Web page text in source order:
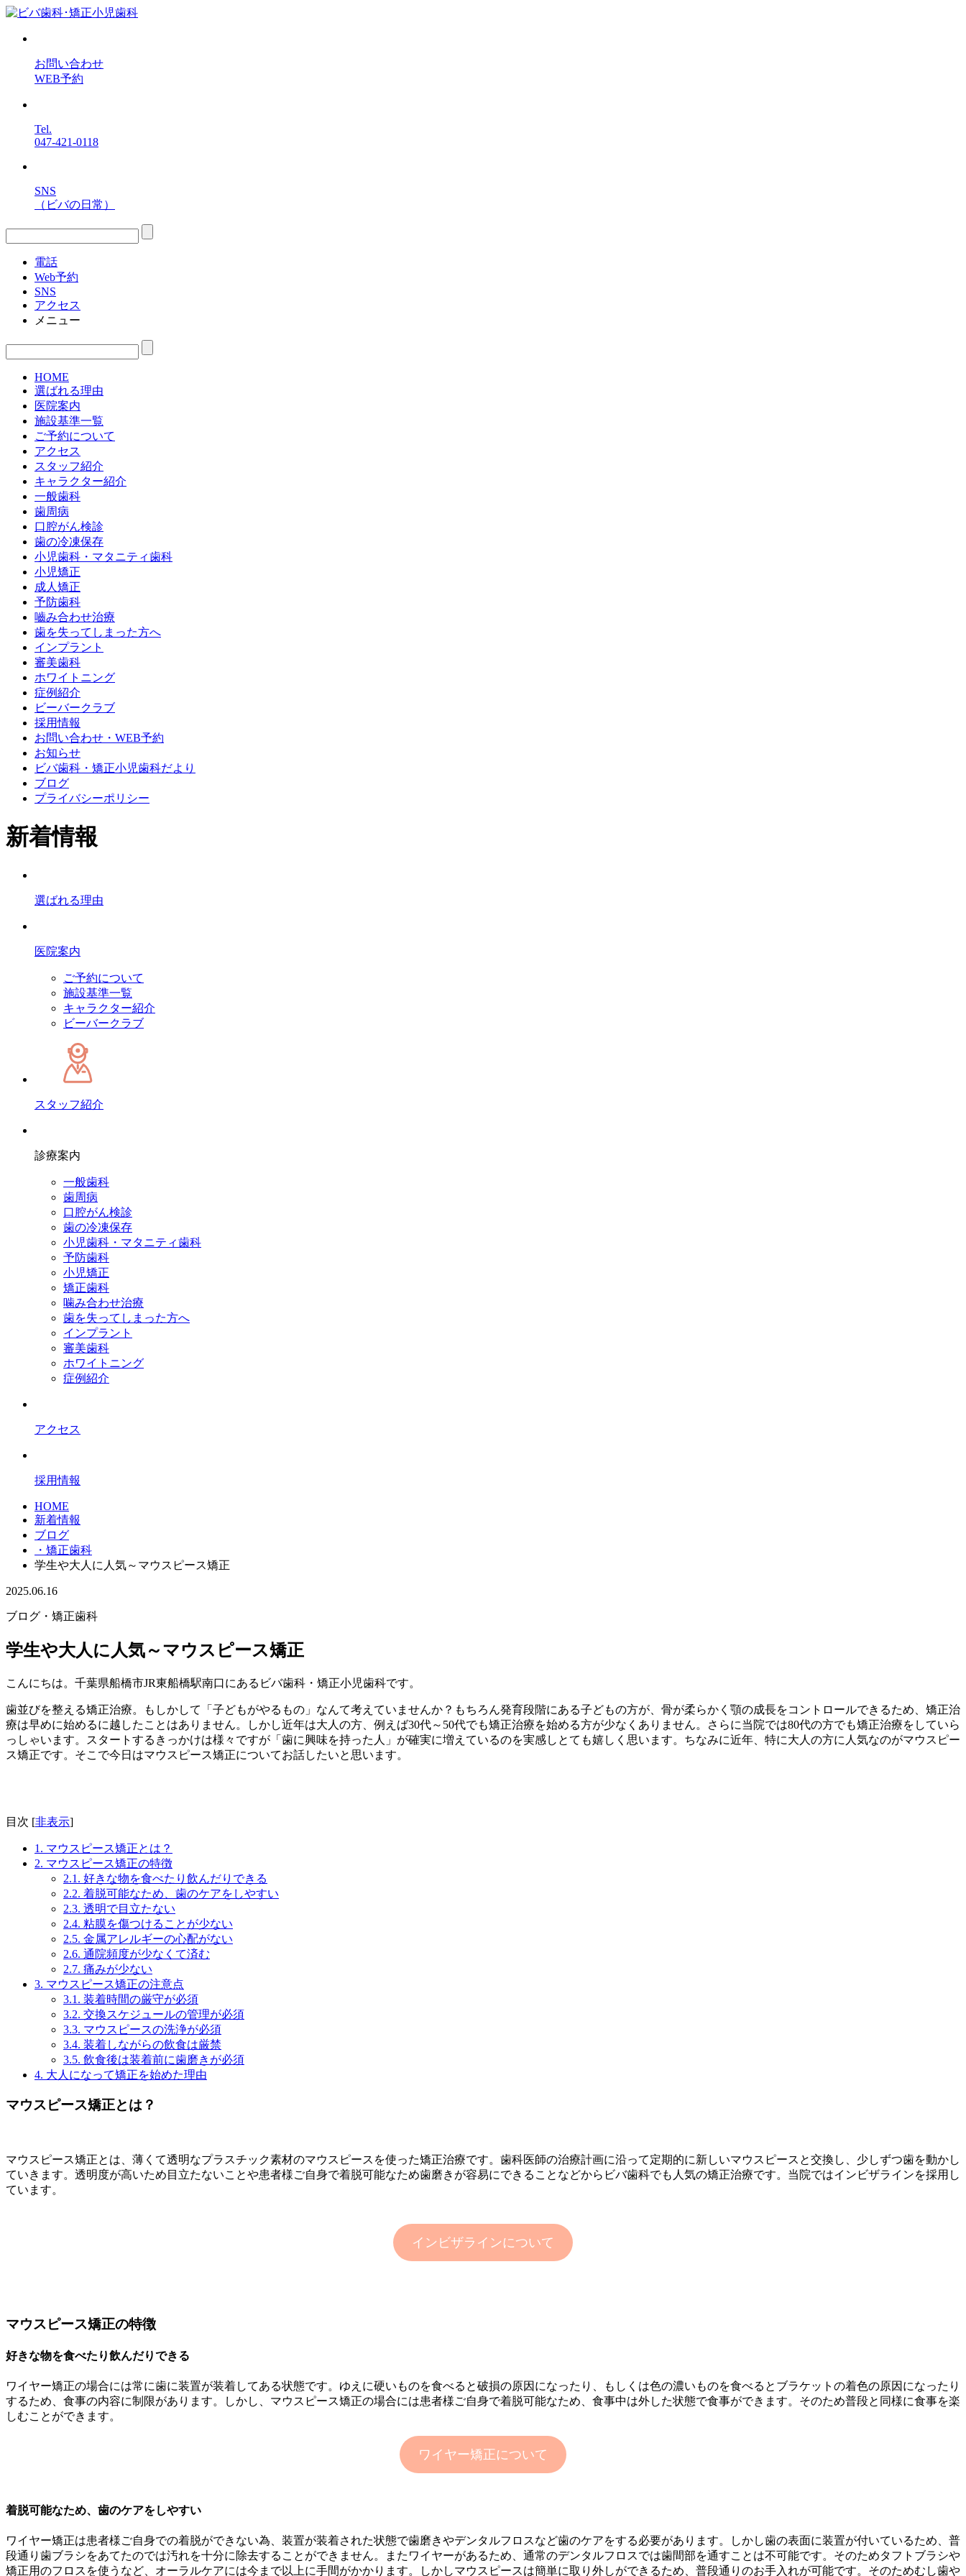
お問い合わせ
WEB予約
Tel.
047-421-0118
SNS
（ビバの日常）
電話
Web予約
SNS
アクセス
メニュー
HOME
選ばれる理由
医院案内
施設基準一覧
ご予約について
アクセス
スタッフ紹介
キャラクター紹介
一般歯科
歯周病
口腔がん検診
歯の冷凍保存
小児歯科・マタニティ歯科
小児矯正
成人矯正
予防歯科
嚙み合わせ治療
歯を失ってしまった方へ
インプラント
審美歯科
ホワイトニング
症例紹介
ビーバークラブ
採用情報
お問い合わせ・WEB予約
お知らせ
ビバ歯科・矯正小児歯科だより
ブログ
プライバシーポリシー
新着情報
選ばれる理由
医院案内
ご予約について
施設基準一覧
キャラクター紹介
ビーバークラブ
スタッフ紹介
診療案内
一般歯科
歯周病
口腔がん検診
歯の冷凍保存
小児歯科・マタニティ歯科
予防歯科
小児矯正
矯正歯科
噛み合わせ治療
歯を失ってしまった方へ
インプラント
審美歯科
ホワイトニング
症例紹介
アクセス
採用情報
HOME
新着情報
ブログ
・矯正歯科
学生や大人に人気～マウスピース矯正
2025.06.16
ブログ ・矯正歯科
学生や大人に人気～マウスピース矯正
こんにちは。千葉県船橋市JR東船橋駅南口にあるビバ歯科・矯正小児歯科です。
歯並びを整える矯正治療。もしかして「子どもがやるもの」なんて考えていませんか？もちろん発育段階にある子どもの方が、骨が柔らかく顎の成長をコントロールできるため、矯正治
療は早めに始めるに越したことはありません。しかし近年は大人の方、例えば30代～50代でも矯正治療を始める方が少なくありません。さらに当院では80代の方でも矯正治療をしていら
っしゃいます。スタートするきっかけは様々ですが「歯に興味を持った人」が確実に増えているのを実感しとても嬉しく思います。ちなみに近年、特に大人の方に人気なのがマウスピー
ス矯正です。そこで今日はマウスピース矯正についてお話したいと思います。
目次 [非表示]
1. マウスピース矯正とは？
2. マウスピース矯正の特徴
2.1. 好きな物を食べたり飲んだりできる
2.2. 着脱可能なため、歯のケアをしやすい
2.3. 透明で目立たない
2.4. 粘膜を傷つけることが少ない
2.5. 金属アレルギーの心配がない
2.6. 通院頻度が少なくて済む
2.7. 痛みが少ない
3. マウスピース矯正の注意点
3.1. 装着時間の厳守が必須
3.2. 交換スケジュールの管理が必須
3.3. マウスピースの洗浄が必須
3.4. 装着しながらの飲食は厳禁
3.5. 飲食後は装着前に歯磨きが必須
4. 大人になって矯正を始めた理由
マウスピース矯正とは？
マウスピース矯正とは、薄くて透明なプラスチック素材のマウスピースを使った矯正治療です。歯科医師の治療計画に沿って定期的に新しいマウスピースと交換し、少しずつ歯を動かし
ていきます。透明度が高いため目立たないことや患者様ご自身で着脱可能なため歯磨きが容易にできることなどからビバ歯科でも人気の矯正治療です。当院ではインビザラインを採用し
ています。
インビザラインについて
マウスピース矯正の特徴
好きな物を食べたり飲んだりできる
ワイヤー矯正の場合には常に歯に装置が装着してある状態です。ゆえに硬いものを食べると破損の原因になったり、もしくは色の濃いものを食べるとブラケットの着色の原因になったり
するため、食事の内容に制限があります。しかし、マウスピース矯正の場合には患者様ご自身で着脱可能なため、食事中は外した状態で食事ができます。そのため普段と同様に食事を楽
しむことができます。
ワイヤー矯正について
着脱可能なため、歯のケアをしやすい
ワイヤー矯正は患者様ご自身での着脱ができない為、装置が装着された状態で歯磨きやデンタルフロスなど歯のケアをする必要があります。しかし歯の表面に装置が付いているため、普
段通り歯ブラシをあてたのでは汚れを十分に除去することができません。またワイヤーがあるため、通常のデンタルフロスでは歯間部を通すことは不可能です。そのためタフトブラシや
矯正用のフロスを使うなど、オーラルケアには今まで以上に手間がかかります。しかしマウスピースは簡単に取り外しができるため、普段通りのお手入れが可能です。そのためむし歯や